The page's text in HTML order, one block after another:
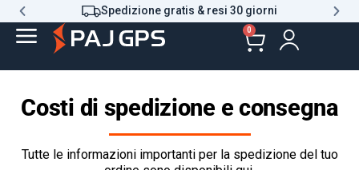
Spedizione gratis & resi 30 giorni
0
Costi di spedizione e consegna
Tutte le informazioni importanti per la spedizione del tuo